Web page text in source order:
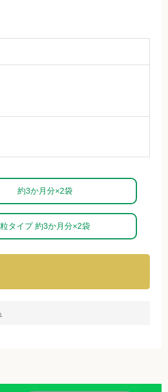
約3か月分×2袋
粒タイプ 約3か月分×2袋